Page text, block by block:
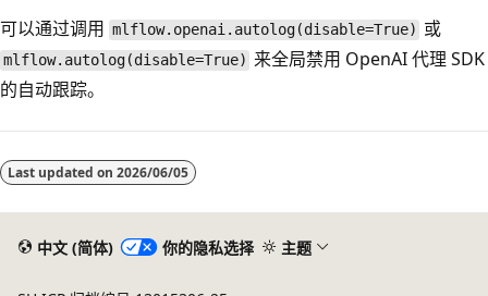
可以通过调用 mlflow.openai.autolog(disable=True) 或
mlflow.autolog(disable=True) 来全局禁用 OpenAI 代理 SDK
的自动跟踪。
Last updated on 2026/06/05
中文 (简体) 你的隐私选择 主题